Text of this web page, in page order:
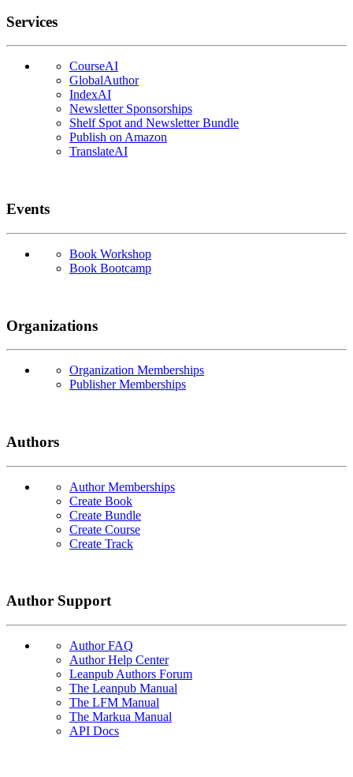
Services
CourseAI
GlobalAuthor
IndexAI
Newsletter Sponsorships
Shelf Spot and Newsletter Bundle
Publish on Amazon
TranslateAI
Events
Book Workshop
Book Bootcamp
Organizations
Organization Memberships
Publisher Memberships
Authors
Author Memberships
Create Book
Create Bundle
Create Course
Create Track
Author Support
Author FAQ
Author Help Center
Leanpub Authors Forum
The Leanpub Manual
The LFM Manual
The Markua Manual
API Docs